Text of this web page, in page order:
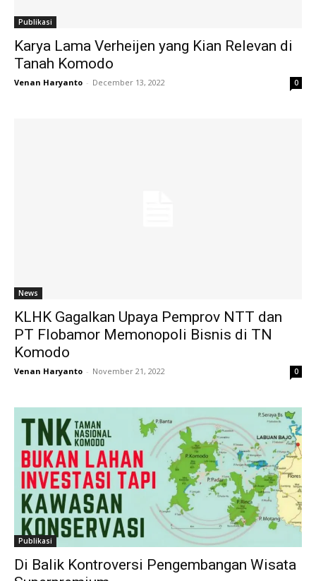
Publikasi
Karya Lama Verheijen yang Kian Relevan di
Tanah Komodo
Venan Haryanto - December 13, 2022 0
News
KLHK Gagalkan Upaya Pemprov NTT dan
PT Flobamor Memonopoli Bisnis di TN
Komodo
Venan Haryanto - November 21, 2022 0
Publikasi
Di Balik Kontroversi Pengembangan Wisata